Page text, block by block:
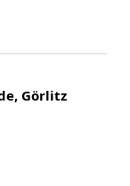
Görlitz